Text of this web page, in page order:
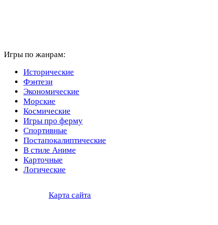
Игры по жанрам:
Исторические
Фэнтези
Экономические
Морские
Космические
Игры про ферму
Спортивные
Постапокалиптические
В стиле Аниме
Карточные
Логические
Карта сайта